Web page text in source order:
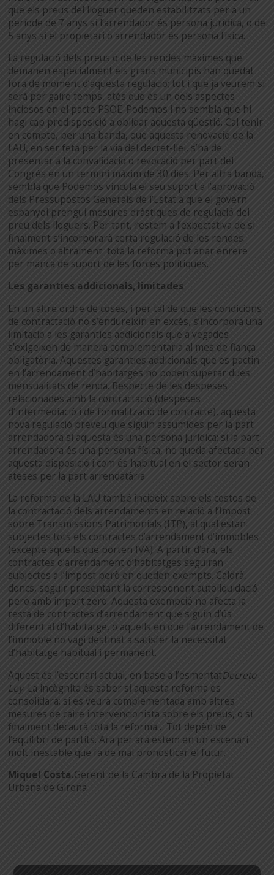
que els preus del lloguer queden estabilitzats per a un
període de 7 anys si l’arrendador és persona jurídica, o de
5 anys si el propietari o arrendador és persona física.
La regulació dels preus o de les rendes màximes que
demanen especialment els grans municipis han quedat
fora de moment d’aquesta regulació; tot i que ja veurem si
serà per gaire temps, atès que és un dels aspectes
inclosos en el pacte PSOE-Podemos i no sembla que hi
hagi cap predisposició a oblidar aquesta qüestió. Cal tenir
en compte, per una banda, que aquesta renovació de la
LAU, en ser feta per la via del decret-llei, s’ha de
presentar a la convalidació o revocació per part del
Congrés en un termini màxim de 30 dies. Per altra banda,
sembla que Podemos vincula el seu suport a l’aprovació
dels Pressupostos Generals de l’Estat a que el govern
espanyol prengui mesures dràstiques de regulació del
preu dels lloguers. Per tant, restem a l’expectativa de si
finalment s’incorporarà certa regulació de les rendes
màximes o altrament tota la reforma pot anar enrere
per manca de suport de les forces polítiques.
Les garanties addicionals, limitades
En un altre ordre de coses, i per tal de que les condicions
de contractació no s’endureixin en excés, s’incorpora una
limitació a les garanties addicionals que a vegades
s’exigeixen de manera complementaria al mes de fiança
obligatòria. Aquestes garanties addicionals que es pactin
en l’arrendament d’habitatges no poden superar dues
mensualitats de renda. Respecte de les despeses
relacionades amb la contractació (despeses
d’intermediació i de formalització de contracte), aquesta
nova regulació preveu que siguin assumides per la part
arrendadora si aquesta és una persona jurídica; si la part
arrendadora és una persona física, no queda afectada per
aquesta disposició i com és habitual en el sector seran
ateses per la part arrendatària.
La reforma de la LAU també incideix sobre els costos de
la contractació dels arrendaments en relació a l’Impost
sobre Transmissions Patrimonials (ITP), al qual estan
subjectes tots els contractes d’arrendament d’immobles
(excepte aquells que porten IVA). A partir d’ara, els
contractes d’arrendament d’habitatges seguiran
subjectes a l’impost però en queden exempts. Caldrà,
doncs, seguir presentant la corresponent autoliquidació
però amb import zero. Aquesta exempció no afecta la
resta de contractes d’arrendament que siguin d’ús
diferent al d’habitatge, o aquells en que l’arrendament de
l’immoble no vagi destinat a satisfer la necessitat
d’habitatge habitual i permanent.
Aquest és l’escenari actual, en base a l’esmentatDecreto
Ley. La incògnita és saber si aquesta reforma es
consolidarà; si es veurà complementada amb altres
mesures de caire intervencionista sobre els preus, o si
finalment decaurà tota la reforma… Tot depèn de
l’equilibri de partits. Ara per ara estem en un escenari
molt inestable que fa de mal pronosticar el futur.
Miquel Costa.Gerent de la Cambra de la Propietat
Urbana de Girona